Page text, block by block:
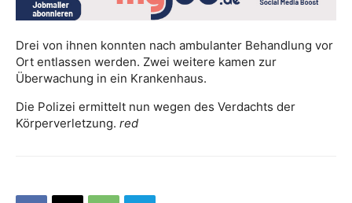
Drei von ihnen konnten nach ambulanter Behandlung vor
Ort entlassen werden. Zwei weitere kamen zur
Überwachung in ein Krankenhaus.
Die Polizei ermittelt nun wegen des Verdachts der
Körperverletzung. red